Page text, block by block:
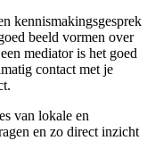
kennismakingsgesprek
beeld vormen over
mediator is het goed
contact met je
van lokale en
en zo direct inzicht